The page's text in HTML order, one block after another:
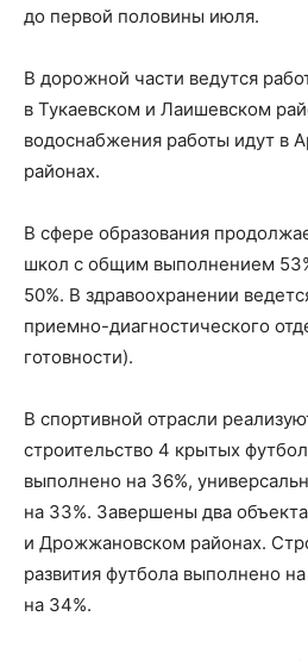
до первой половины июля.
В дорожной части ведутся
в Тукаевском и Лаишевском
водоснабжения работы идут в
районах.
В сфере образования
школ с общим выполнением
50%. В здравоохранении
приемно-диагностического
готовности).
В спортивной отрасли
строительство 4 крытых
выполнено на 36%,
на 33%. Завершены два
и Дрожжановском районах.
развития футбола выполнено
на 34%.